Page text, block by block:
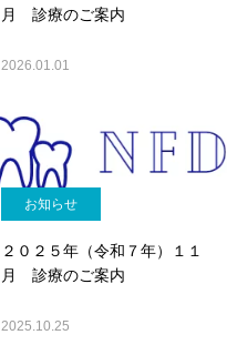
月 診療のご案内
2026.01.01
お知らせ
２０２５年（令和７年）１１
月 診療のご案内
2025.10.25